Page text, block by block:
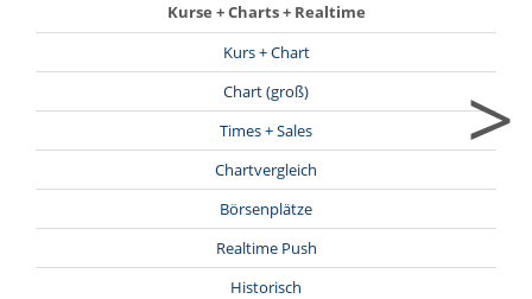
Kurse + Charts + Realtime
Kurs + Chart
Chart (groß)
Times + Sales
Chartvergleich
Börsenplätze
Realtime Push
Historisch
>